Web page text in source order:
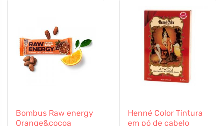
Bombus Raw energy
Orange&cocoa
Henné Color Tintura
em pó de cabelo